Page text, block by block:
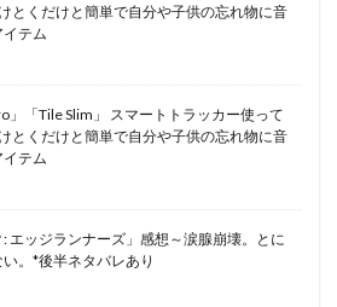
とくだけと簡単で自分や子供の忘れ物に音
テム
」「Tile Slim」 スマートトラッカー使って
とくだけと簡単で自分や子供の忘れ物に音
テム
エッジランナーズ」感想～涙腺崩壊。とに
。*後半ネタバレあり